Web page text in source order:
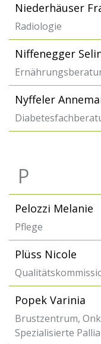
Niederhäuser
Radiologie
Niffenegger
Nyffeler
P
Pelozzi Melanie
Pflege
Plüss Nicole
Popek Varinia
Brustzentrum,
Spezialisierte